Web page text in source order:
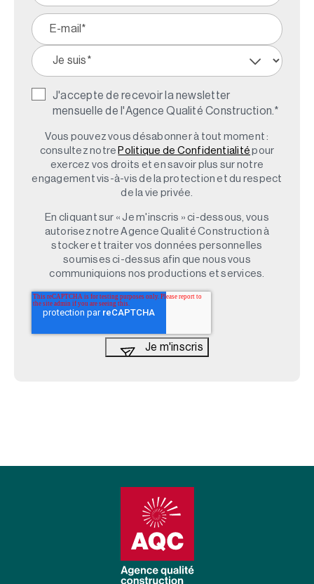
J'accepte de recevoir la newsletter
mensuelle de l'Agence Qualité Construction. *
Vous pouvez vous désabonner à tout moment :
consultez notre Politique de Confidentialité pour
exercez vos droits et en savoir plus sur notre
engagement vis-à-vis de la protection et du respect
de la vie privée.
En cliquant sur « Je m'inscris » ci-dessous, vous
autorisez notre Agence Qualité Construction à
stocker et traiter vos données personnelles
soumises ci-dessus afin que nous vous
communiquions nos productions et services.